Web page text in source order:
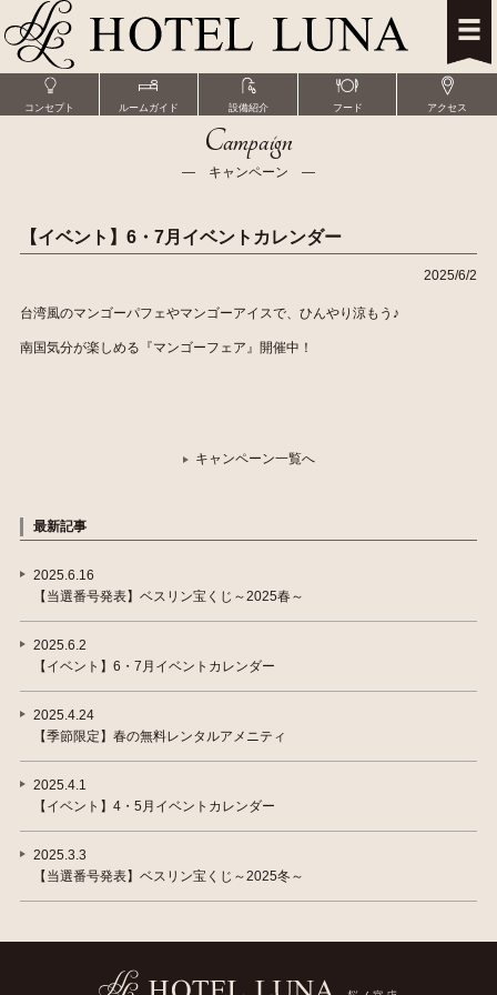
コンセプト ルームガイド 設備紹介 フード アクセス
Campaign
― キャンペーン ―
【イベント】6・7月イベントカレンダー
2025/6/2
台湾風のマンゴーパフェやマンゴーアイスで、ひんやり涼もう♪
南国気分が楽しめる『マンゴーフェア』開催中！
キャンペーン一覧へ
最新記事
2025.6.16
【当選番号発表】ベスリン宝くじ～2025春～
2025.6.2
【イベント】6・7月イベントカレンダー
2025.4.24
【季節限定】春の無料レンタルアメニティ
2025.4.1
【イベント】4・5月イベントカレンダー
2025.3.3
【当選番号発表】ベスリン宝くじ～2025冬～